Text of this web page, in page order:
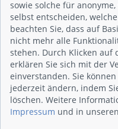
Kunden Informationen
Beratungsgespräch
Impressum
Datenschutz
AGB
Nutzungsbedingungen
Kontakt
sowie solche für
selbst entscheiden,
beachten Sie, dass auf
nicht mehr alle
stehen. Durch Klicken auf
erklären Sie sich mit der
einverstanden. Sie
jederzeit ändern, indem
löschen. Weitere
Impressum und in unseren